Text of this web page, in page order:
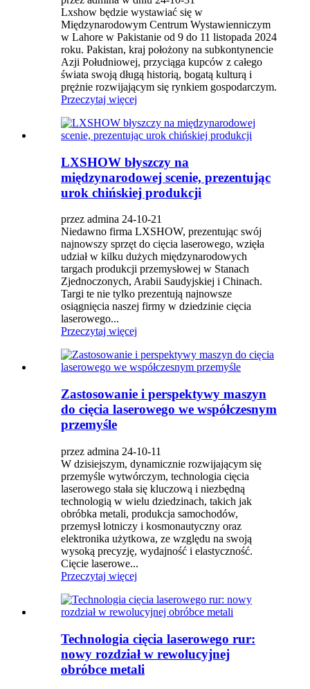
Lxshow będzie wystawiać się w
Międzynarodowym Centrum Wystawienniczym
w Lahore w Pakistanie od 9 do 11 listopada 2024
roku. Pakistan, kraj położony na subkontynencie
Azji Południowej, przyciąga kupców z całego
świata swoją długą historią, bogatą kulturą i
prężnie rozwijającym się rynkiem gospodarczym.
Przeczytaj więcej
LXSHOW błyszczy na
międzynarodowej scenie, prezentując
urok chińskiej produkcji
przez admina 24-10-21
Niedawno firma LXSHOW, prezentując swój
najnowszy sprzęt do cięcia laserowego, wzięła
udział w kilku dużych międzynarodowych
targach produkcji przemysłowej w Stanach
Zjednoczonych, Arabii Saudyjskiej i Chinach.
Targi te nie tylko prezentują najnowsze
osiągnięcia naszej firmy w dziedzinie cięcia
laserowego...
Przeczytaj więcej
Zastosowanie i perspektywy maszyn
do cięcia laserowego we współczesnym
przemyśle
przez admina 24-10-11
W dzisiejszym, dynamicznie rozwijającym się
przemyśle wytwórczym, technologia cięcia
laserowego stała się kluczową i niezbędną
technologią w wielu dziedzinach, takich jak
obróbka metali, produkcja samochodów,
przemysł lotniczy i kosmonautyczny oraz
elektronika użytkowa, ze względu na swoją
wysoką precyzję, wydajność i elastyczność.
Cięcie laserowe...
Przeczytaj więcej
Technologia cięcia laserowego rur:
nowy rozdział w rewolucyjnej
obróbce metali